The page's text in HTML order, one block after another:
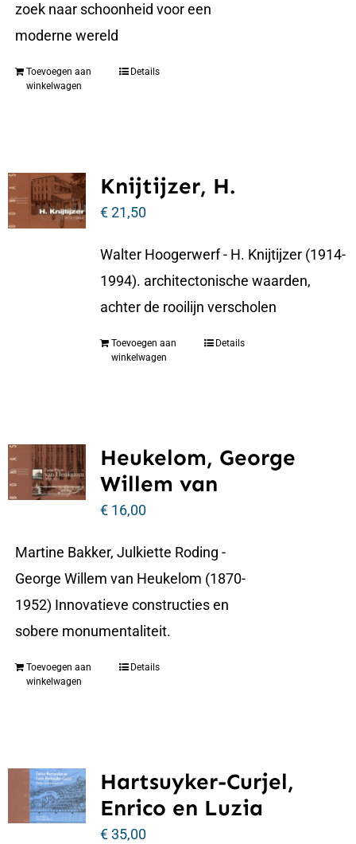
zoek naar schoonheid voor een
moderne wereld
Toevoegen aan
winkelwagen
Details
Knijtijzer, H.
€21,50
Walter Hoogerwerf - H. Knijtijzer (1914-
1994). architectonische waarden,
achter de rooilijn verscholen
Toevoegen aan
winkelwagen
Details
Heukelom, George
Willem van
€16,00
Martine Bakker, Julkiette Roding -
George Willem van Heukelom (1870-
1952) Innovatieve constructies en
sobere monumentaliteit.
Toevoegen aan
winkelwagen
Details
Hartsuyker-Curjel,
Enrico en Luzia
€35,00